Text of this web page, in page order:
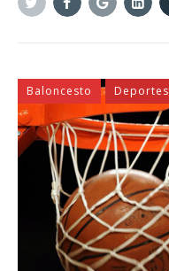
Baloncesto Deportes